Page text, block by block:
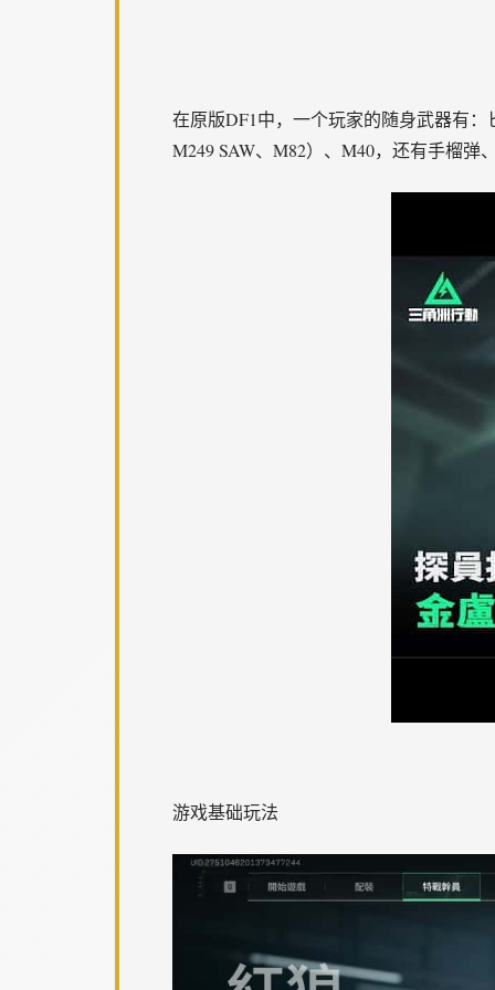
在原版DF1中，一个玩家的随身武器有：
M249 SAW、M82）、M40，还有手榴
游戏基础玩法